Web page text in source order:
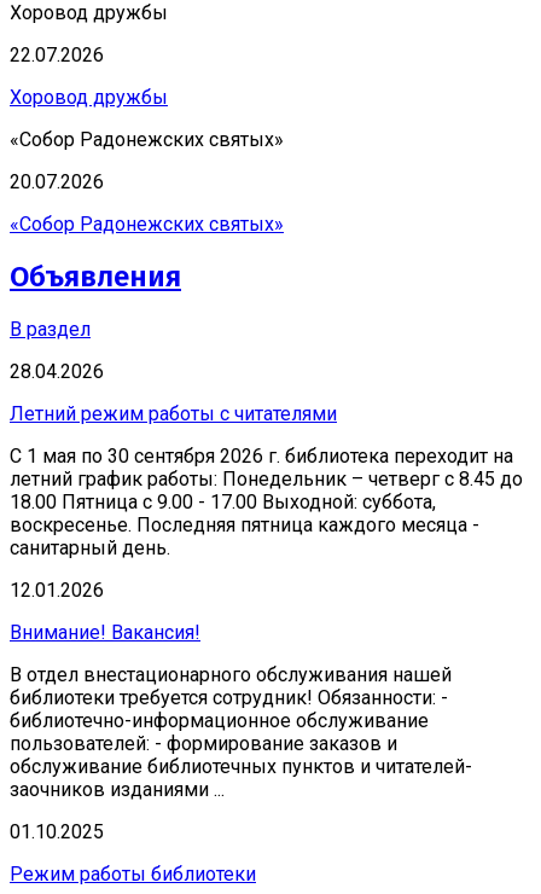
Хоровод дружбы
22.07.2026
Хоровод дружбы
«Собор Радонежских святых»
20.07.2026
«Собор Радонежских святых»
Объявления
В раздел
28.04.2026
Летний режим работы с читателями
С 1 мая по 30 сентября 2026 г. библиотека переходит на
летний график работы: Понедельник – четверг с 8.45 до
18.00 Пятница с 9.00 - 17.00 Выходной: суббота,
воскресенье. Последняя пятница каждого месяца -
санитарный день.
12.01.2026
Внимание! Вакансия!
В отдел внестационарного обслуживания нашей
библиотеки требуется сотрудник! Обязанности: -
библиотечно-информационное обслуживание
пользователей: - формирование заказов и
обслуживание библиотечных пунктов и читателей-
заочников изданиями ...
01.10.2025
Режим работы библиотеки